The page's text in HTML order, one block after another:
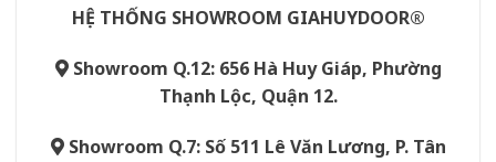
HỆ THỐNG SHOWROOM GIAHUYDOOR®
Showroom Q.12: 656 Hà Huy Giáp, Phường
Thạnh Lộc, Quận 12.
Showroom Q.7: Số 511 Lê Văn Lương, P. Tân